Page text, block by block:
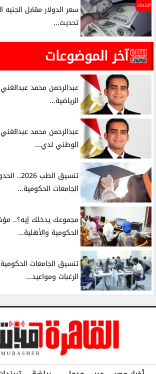
اقتصاد
سعر الدولار مقابل
تحديث...
آخر الموضوعات
عبدالرحمن محمد
الرياضية...
عبدالرحمن محمد
الوطني لدي...
تنسيق
الجامعات الحكومية...
مجموعك يدخلك إيه؟..
الحكومية والأهلية...
الرغبات ومواعيد...